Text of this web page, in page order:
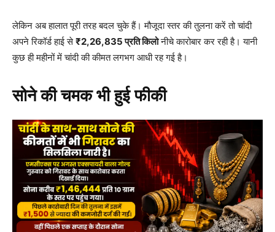
लेकिन अब हालात पूरी तरह बदल चुके हैं। मौजूदा स्तर की तुलना करें तो चांदी
अपने रिकॉर्ड हाई से₹2,26,835 प्रति किलोनीचे कारोबार कर रही है। यानी
कुछ ही महीनों में चांदी की कीमत लगभग आधी रह गई है।
सोने की चमक भी हुई फीकी